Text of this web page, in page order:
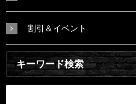
割引＆イベント
キーワード検索